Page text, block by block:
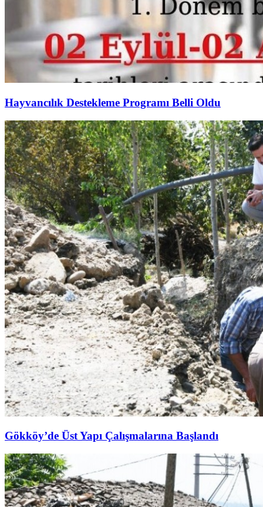
Hayvancılık Destekleme Programı Belli Oldu
Gökköy’de Üst Yapı Çalışmalarına Başlandı